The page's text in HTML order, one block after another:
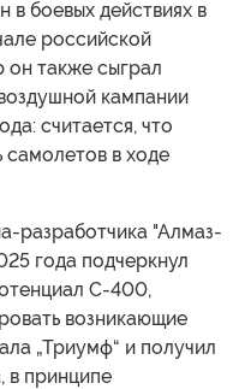
в боевых действиях в
российской
он также сыграл
кампании
считается, что
в ходе
разработчика "Алмаз-
года подчеркнул
С-400,
возникающие
„Триумф“ и получил
в принципе